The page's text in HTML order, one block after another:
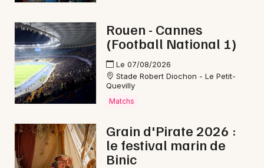
Rouen - Cannes
(Football National 1)
Le 07/08/2026
Stade Robert Diochon - Le Petit-
Quevilly
Matchs
Grain d'Pirate 2026 :
le festival marin de
Binic